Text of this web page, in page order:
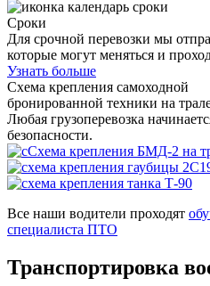
Сроки
Для срочной перевозки мы
которые могут меняться и
Узнать больше
Схема крепления самоходной
бронированной техники на
Любая грузоперевозка
безопасности.
Все наши водители проходят
специалиста ПТО
Транспортировка